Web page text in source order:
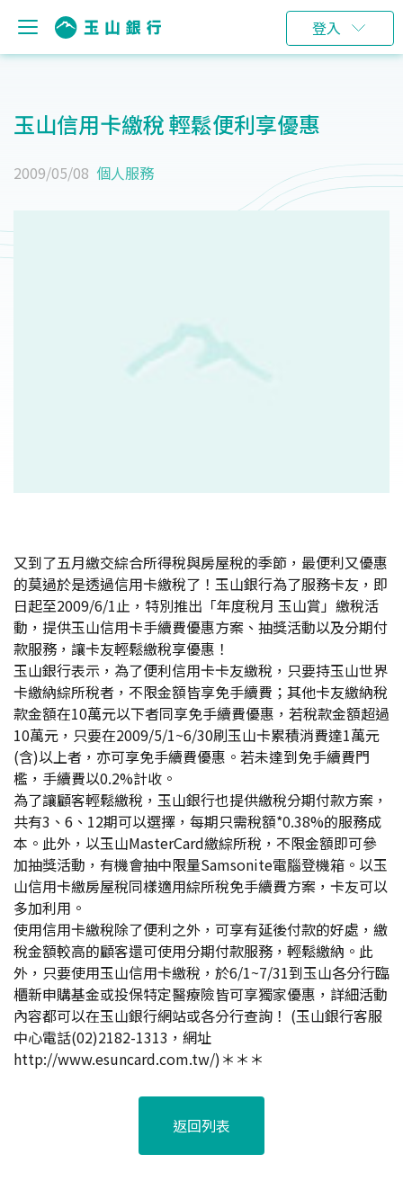
登入
玉山信用卡繳稅 輕鬆便利享優惠
2009/05/08 個人服務
又到了五月繳交綜合所得稅與房屋稅的季節，最便利又優惠
的莫過於是透過信用卡繳稅了！玉山銀行為了服務卡友，即
日起至2009/6/1止，特別推出「年度稅月 玉山賞」繳稅活
動，提供玉山信用卡手續費優惠方案、抽獎活動以及分期付
款服務，讓卡友輕鬆繳稅享優惠！
玉山銀行表示，為了便利信用卡卡友繳稅，只要持玉山世界
卡繳納綜所稅者，不限金額皆享免手續費；其他卡友繳納稅
款金額在10萬元以下者同享免手續費優惠，若稅款金額超過
10萬元，只要在2009/5/1~6/30刷玉山卡累積消費達1萬元
(含)以上者，亦可享免手續費優惠。若未達到免手續費門
檻，手續費以0.2%計收。
為了讓顧客輕鬆繳稅，玉山銀行也提供繳稅分期付款方案，
共有3、6、12期可以選擇，每期只需稅額*0.38%的服務成
本。此外，以玉山MasterCard繳綜所稅，不限金額即可參
加抽獎活動，有機會抽中限量Samsonite電腦登機箱。以玉
山信用卡繳房屋稅同樣適用綜所稅免手續費方案，卡友可以
多加利用。
使用信用卡繳稅除了便利之外，可享有延後付款的好處，繳
稅金額較高的顧客還可使用分期付款服務，輕鬆繳納。此
外，只要使用玉山信用卡繳稅，於6/1~7/31到玉山各分行臨
櫃新申購基金或投保特定醫療險皆可享獨家優惠，詳細活動
內容都可以在玉山銀行網站或各分行查詢！ (玉山銀行客服
中心電話(02)2182-1313，網址
http://www.esuncard.com.tw/)＊＊＊
返回列表